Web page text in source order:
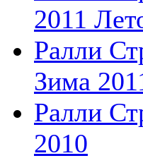
2011
Ралли
Зима
Ралли
2010